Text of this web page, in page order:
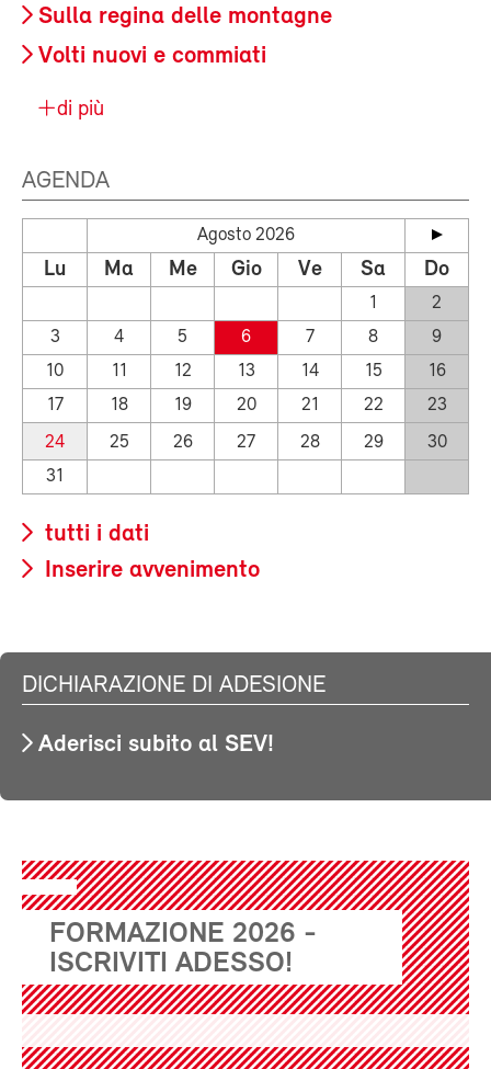
Sulla regina delle montagne
Volti nuovi e commiati
di più
AGENDA
Agosto 2026
Lu Ma Me Gio Ve Sa Do
1
2
3
4 5 6 7 8
9
10
11 12 13 14 15
16
17
18 19 20 21 22
23
24
25 26 27 28 29
30
31
tutti i dati
Inserire avvenimento
DICHIARAZIONE DI ADESIONE
Aderisci subito al SEV!
FORMAZIONE 2026 -
ISCRIVITI ADESSO!